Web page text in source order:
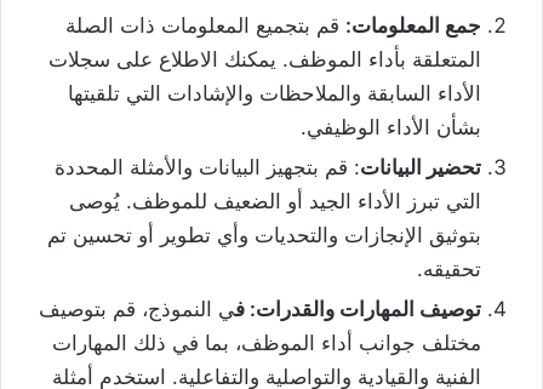
جمع المعلومات: قم بتجميع المعلومات ذات الصلة
المتعلقة بأداء الموظف. يمكنك الاطلاع على سجلات
الأداء السابقة والملاحظات والإشادات التي تلقيتها
بشأن الأداء الوظيفي.
تحضير البيانات: قم بتجهيز البيانات والأمثلة المحددة
التي تبرز الأداء الجيد أو الضعيف للموظف. يُوصى
بتوثيق الإنجازات والتحديات وأي تطوير أو تحسين تم
تحقيقه.
توصيف المهارات والقدرات: في النموذج، قم بتوصيف
مختلف جوانب أداء الموظف، بما في ذلك المهارات
الفنية والقيادية والتواصلية والتفاعلية. استخدم أمثلة